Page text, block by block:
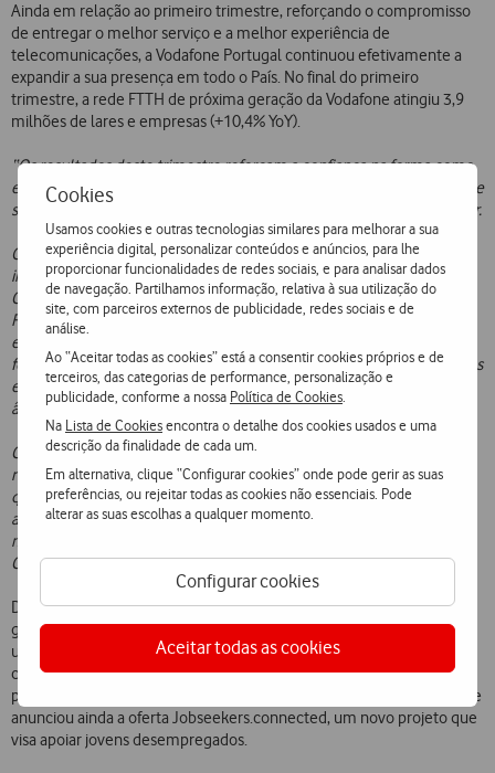
Cookies
Usamos cookies e outras tecnologias similares para melhorar a sua
experiência digital, personalizar conteúdos e anúncios, para lhe
proporcionar funcionalidades de redes sociais, e para analisar dados
de navegação. Partilhamos informação, relativa à sua utilização do
site, com parceiros externos de publicidade, redes sociais e de
análise.
Ao “Aceitar todas as cookies” está a consentir cookies próprios e de
terceiros, das categorias de performance, personalização e
publicidade, conforme a nossa Política de Cookies
Na Lista de Cookiesencontra o detalhe dos cookies usados e uma
descrição da finalidade de cada um.
Em alternativa, clique “Configurar cookies” onde pode gerir as suas
preferências, ou rejeitar todas as cookies não essenciais. Pode
alterar as suas escolhas a qualquer momento.
Configurar cookies
Aceitar todas as cookies
Ainda em relação ao primeiro trimestre, reforçando o compromisso
de entregar o melhor serviço e a melhor experiência de
telecomunicações, a Vodafone Portugal continuou efetivamente a
expandir a sua presença em todo o País. No final do primeiro
trimestre, a rede FTTH de próxima geração da Vodafone atingiu 3,9
milhões de lares e empresas (+10,4% YoY).
“Os resultados deste trimestre reforçam a confiança na forma como
estamos a executar a nossa ambiciosa estratégia de crescimento e de
suporte ao país neste momento de exceção que continuamos a viver.
O crescimento YoY deve ser igualmente interpretado à luz do forte
impacto das medidas de exceção oferecidas pela Vodafone aos seus
Clientes no início da pandemia no trimestre homólogo de 2020.
Recordo que a essa data a Vodafone teve em curso medidas
excecionais de apoio aos seus Clientes na adaptação a uma nova
forma de vida e de trabalho, que passou pela oferta de comunicações
e conteúdos nas áreas móvel e fixa e que hoje não têm o mesmo
âmbito de aplicação.
Conscientes do grau de incerteza e volatilidade que nos rodeia,
renovo a confiança nos Colaboradores e Parceiros da Vodafone de
que continuaremos em conjunto a disponibilizar soluções que
ajudem as famílias e empresas portuguesas a ultrapassarem da
melhor forma e mais rápida possível a presente crise. Together We
Can”,afirmaMário Vaz, CEO da Vodafone Portugal.
Diversas iniciativas decorreram durante o período em análise,
ganhando especial destaque o lançamento do Smart Replay News –
uma nova experiência de visualização no serviço de TV, que deteta e
classifica, em tempo real, as transições entre segmentos de notícias
permitindo aos Clientes selecionar as notícias que pretendem ver – e
anunciou ainda a oferta Jobseekers.connected, um novo projeto que
visa apoiar jovens desempregados.